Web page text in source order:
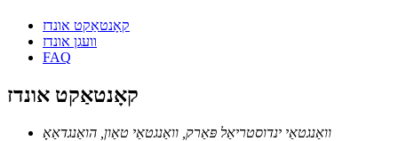
קאָנטאַקט אונדז
וועגן אונדז
FAQ
קאָנטאַקט אונדז
וואַנגטאַי ינדוסטריאַל פּאַרק, וואַנגטאַי טאַון, הואַנגדאַאָ